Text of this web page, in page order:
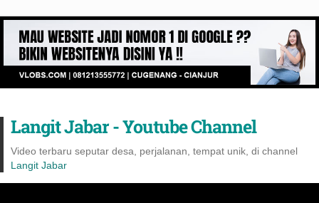
Langit Jabar - Youtube Channel
Video terbaru seputar desa, perjalanan, tempat unik, di channel
Langit Jabar